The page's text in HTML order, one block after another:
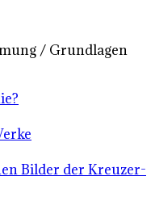
/ Grundlagen
Bilder der Kreuzer-